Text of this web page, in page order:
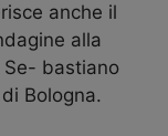
anche il
alla
Se- bastiano
Bologna.